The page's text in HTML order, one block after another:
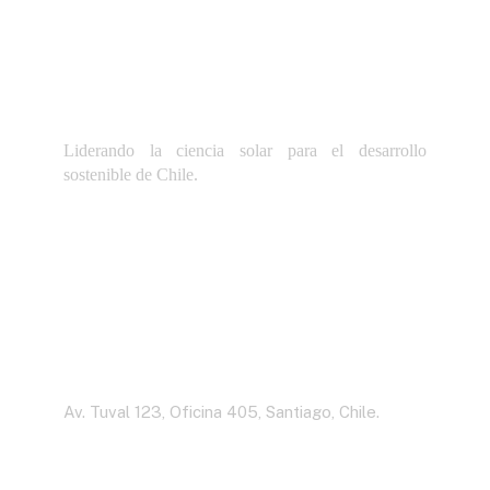
Liderando la ciencia solar para el desarrollo
sostenible de Chile.
Av. Tuval 123, Oficina 405, Santiago, Chile.